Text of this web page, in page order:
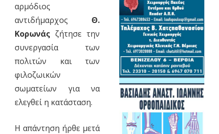
αρμόδιος
αντιδήμαρχος Θ.
Κορωνάς ζήτησε την
συνεργασία των
πολιτών και των
φιλοζωικών
σωματείων για να
ελεγθεί η κατάσταση.
Η απάντηση ήρθε μετά